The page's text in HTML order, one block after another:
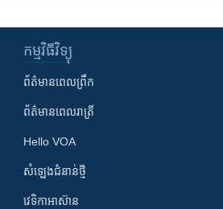
កម្មវិធី​វិទ្យុ
ព័ត៌មាន​ពេល​ព្រឹក
ព័ត៌មាន​​ពេល​រាត្រី
Hello VOA
សំឡេង​ជំនាន់​ថ្មី
វេទិកា​អាស៊ាន